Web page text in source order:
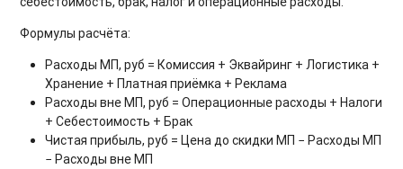
Формулы расчёта:
Расходы МП, руб = Комиссия + Эквайринг + Логистика +
Хранение + Платная приёмка + Реклама
Расходы вне МП, руб = Операционные расходы + Налоги
+ Себестоимость + Брак
Чистая прибыль, руб = Цена до скидки МП − Расходы МП
− Расходы вне МП